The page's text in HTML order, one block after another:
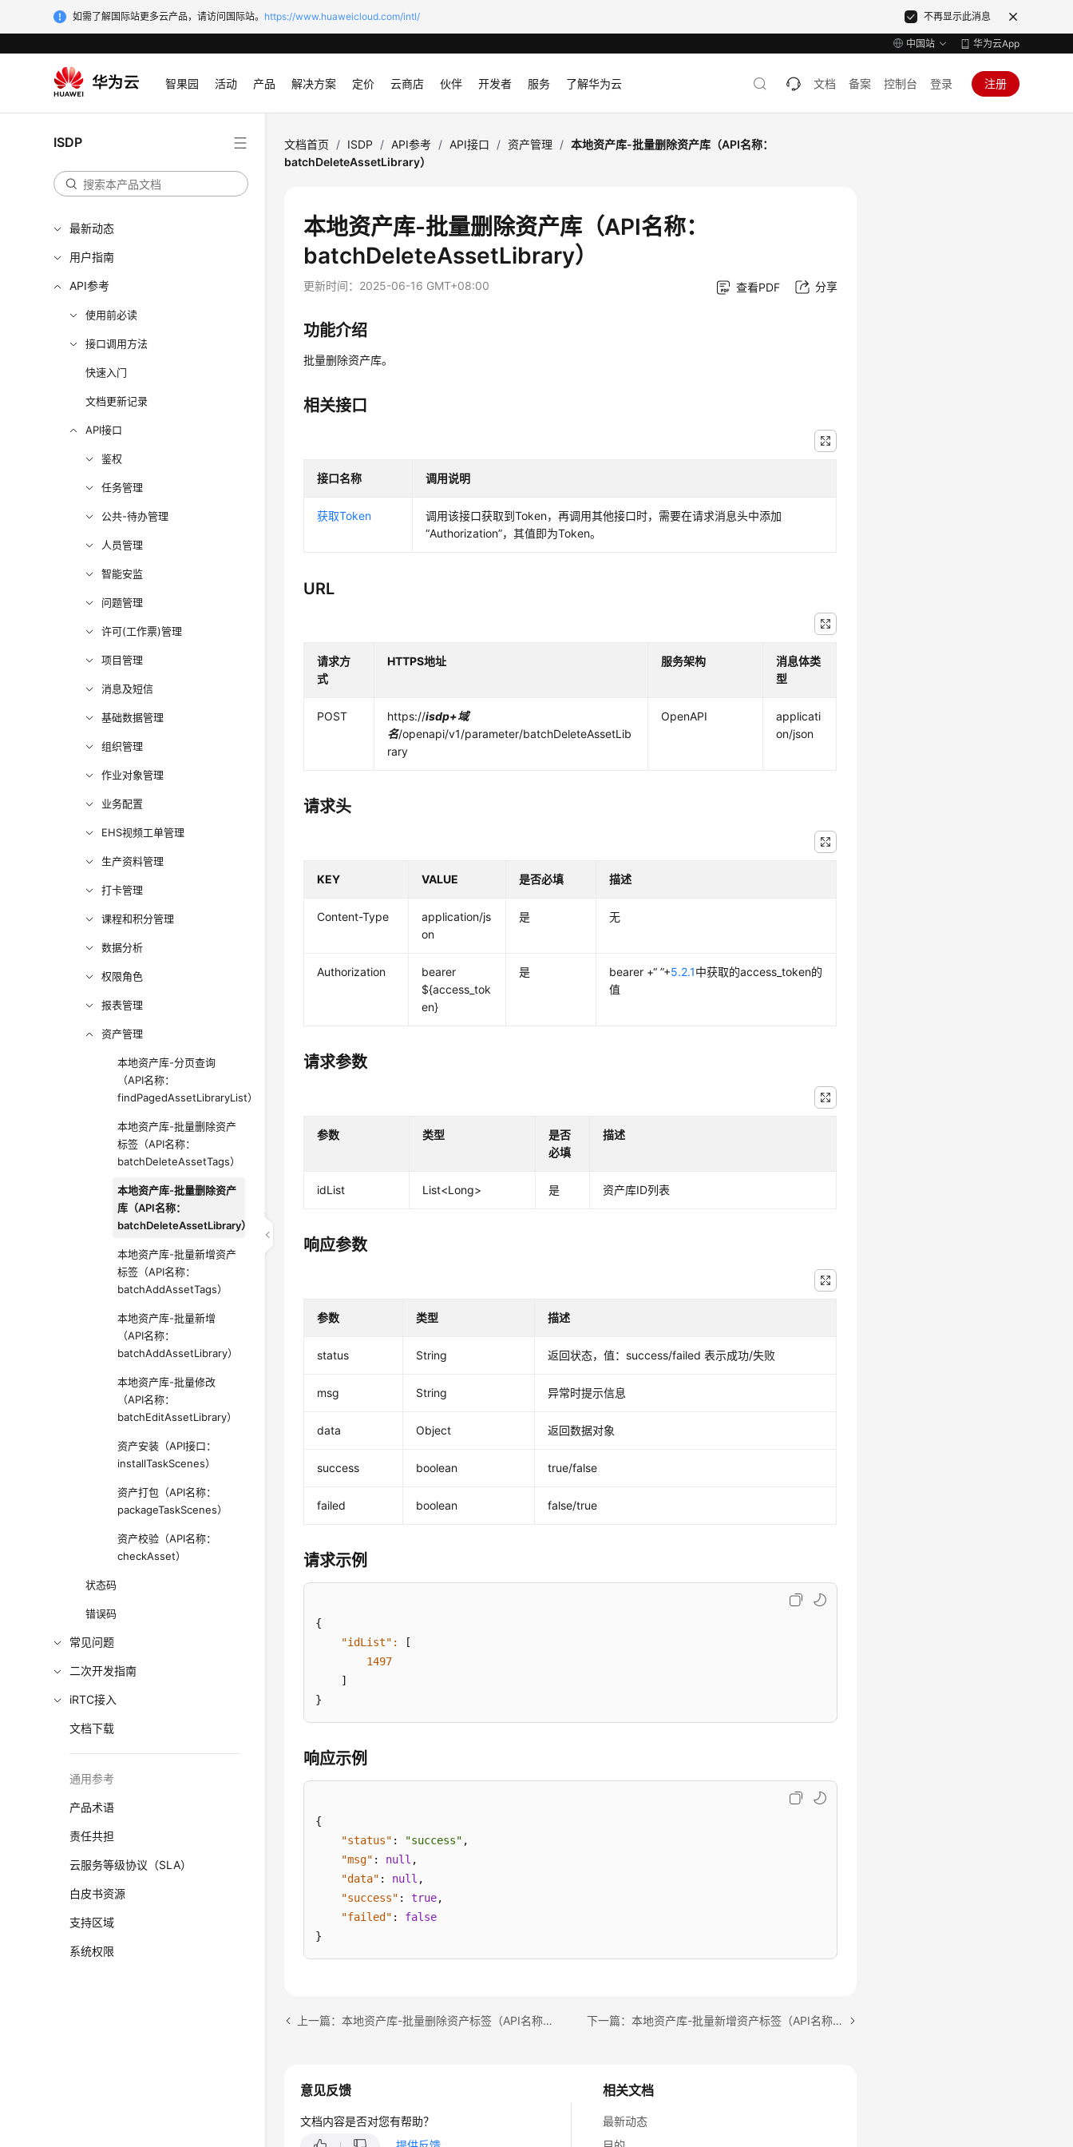
如需了解国际站更多云产品，请访问国际站。 https://www.huaweicloud.com/intl/ 不再显示此消息
中国站 华为云App
智果园 活动 产品 解决方案 定价 云商店 伙伴 开发者 服务 了解华为云 文档 备案 控制台 登录 注册
ISDP
最新动态
用户指南
API参考
使用前必读
接口调用方法
快速入门
文档更新记录
API接口
鉴权
任务管理
公共-待办管理
人员管理
智能安监
问题管理
许可(工作票)管理
项目管理
消息及短信
基础数据管理
组织管理
作业对象管理
业务配置
EHS视频工单管理
生产资料管理
打卡管理
课程和积分管理
数据分析
权限角色
报表管理
资产管理
本地资产库-分页查询
（API名称：
findPagedAssetLibraryList）
本地资产库-批量删除资产
标签（API名称：
batchDeleteAssetTags）
本地资产库-批量删除资产
库（API名称：
batchDeleteAssetLibrary）
本地资产库-批量新增资产
标签（API名称：
batchAddAssetTags）
本地资产库-批量新增
（API名称：
batchAddAssetLibrary）
本地资产库-批量修改
（API名称：
batchEditAssetLibrary）
资产安装（API接口：
installTaskScenes）
资产打包（API名称：
packageTaskScenes）
资产校验（API名称：
checkAsset）
状态码
错误码
常见问题
二次开发指南
iRTC接入
文档下载
通用参考
产品术语
责任共担
云服务等级协议（SLA）
白皮书资源
支持区域
系统权限
文档首页 / ISDP / API参考 / API接口 / 资产管理 / 本地资产库-批量删除资产库（API名称：
batchDeleteAssetLibrary）
本地资产库-批量删除资产库（API名称：
batchDeleteAssetLibrary）
更新时间： 2025-06-16 GMT+08:00 查看PDF 分享
功能介绍
批量删除资产库。
相关接口
接口名称 调用说明
获取Token
调用该接口获取到Token，再调用其他接口时，需要在请求消息头中添加
“Authorization”，其值即为Token。
URL
请求方
式
HTTPS地址 服务架构
消息体类
型
POST https://isdp+域
名/openapi/v1/parameter/batchDeleteAssetLib
rary
OpenAPI
applicati
on/json
请求头
KEY VALUE 是否必填 描述
Content-Type
application/js
on
是 无
Authorization
bearer
${access_tok
en}
是 bearer +“ ”+5.2.1中获取的access_token的
值
请求参数
参数 类型
是否
必填
描述
idList List<Long> 是 资产库ID列表
响应参数
参数 类型 描述
status String 返回状态，值：success/failed 表示成功/失败
msg String 异常时提示信息
data Object 返回数据对象
success boolean true/false
failed boolean false/true
请求示例
{
"idList":
[
1497
    ]
}
响应示例
{
"status" : "success" ,
"msg" : null ,
"data" : null ,
"success" : true,
"failed" :
false
}
上一篇：本地资产库-批量删除资产标签（API名称：batchDeleteAssetTags） 下一篇：本地资产库-批量新增资产标签（API名称：batchAddAssetTags）
相关文档
最新动态
意见反馈
文档内容是否对您有帮助？